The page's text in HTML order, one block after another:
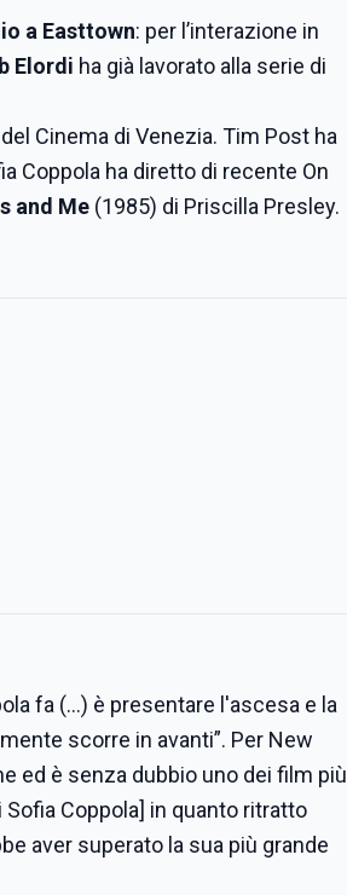
a Easttown: per l’interazione in
Elordi ha già lavorato alla serie di
Cinema di Venezia. Tim Post ha
Coppola ha diretto di recente On
and Me (1985) di Priscilla Presley.
fa (…) è presentare l'ascesa e la
scorre in avanti”. Per New
ed è senza dubbio uno dei film più
Sofia Coppola] in quanto ritratto
aver superato la sua più grande